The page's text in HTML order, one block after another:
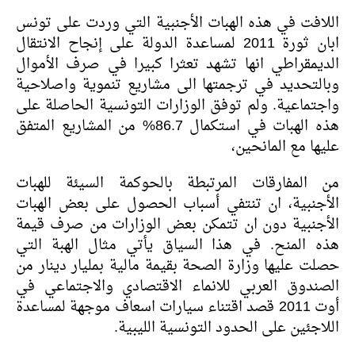
اللافت في هذه الهبات الأجنبية التي وردت على تونس
ابان ثورة 2011 لمساعدة الدولة على إنجاح الانتقال
الديمقراطي انها تشهد تعثرا كبيرا في صرف الأموال
وبالتحديد في ترجمتها الى مشاريع تنموية واصلاحية
واجتماعية. ولم توفق الوزارات التونسية الحاصلة على
هذه الهبات في استكمال 86.7% من المشاريع المتفق
عليها مع المانحين،
من المفارقات المرتبطة بالحوكمة السيئة للهبات
الأجنبية، ان تنتفي أسباب الحصول على بعض الهبات
الأجنبية دون ان تتمكن بعض الوزارات من صرف قيمة
هذه المنح. في هذا السياق يأتي مثال الهبة التي
حصلت عليها وزارة الصحة بقيمة مالية بمليار دينار من
الصندوق العربي للانماء الاقتصادي والاجتماعي في
أوت 2011 قصد اقتناء سيارات اسعاف موجهة لمساعدة
اللاجئين على الحدود التونسية الليبية.